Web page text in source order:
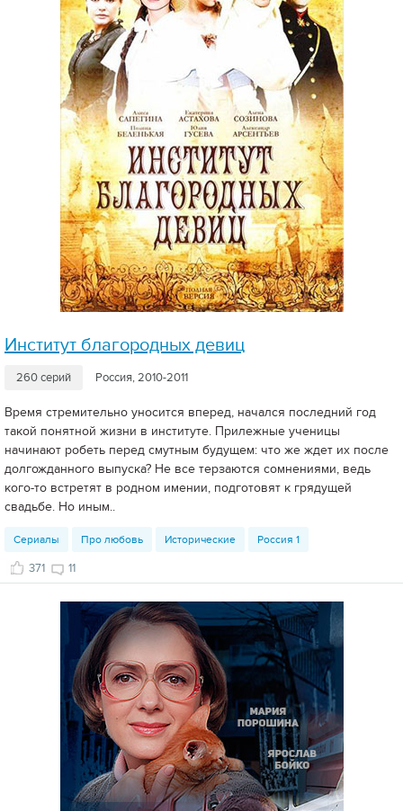
Институт благородных девиц
260 серий Россия, 2010-2011
Время стремительно уносится вперед, начался последний год
такой понятной жизни в институте. Прилежные ученицы
начинают робеть перед смутным будущем: что же ждет их после
долгожданного выпуска? Не все терзаются сомнениями, ведь
кого-то встретят в родном имении, подготовят к грядущей
свадьбе. Но иным..
Сериалы Про любовь Исторические Россия 1
371 11